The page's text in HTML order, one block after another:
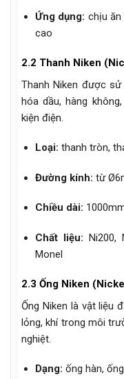
Ứng dụng: chịu
cao
2.2 Thanh Niken
Thanh Niken được
hóa dầu, hàng
kiện điện.
Loại: thanh tròn,
Đường kính: từ
Chiều dài:
Chất liệu: Ni200,
Monel
2.3 Ống Niken
Ống Niken là vật liệu
lỏng, khí trong môi
nghiệt.
Dạng: ống hàn,